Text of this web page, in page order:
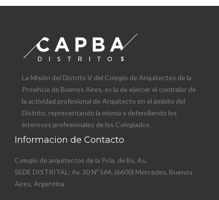
La Misión del Distrito V del Colegio de Arquitectos de la
Provincia de Buenos Aires, es la de ejercer el contralor de
la actividad profesional de Arquitecto en el ámbito del
Distrito, representando la misma y defendiendo los
intereses profesionales de los Colegiados.
Informacion de Contacto
Colegio de arquitectos de la Pcia. de Bs. As.
SEDE DISTRITAL: Av. 30 Nº 564, (6600) Mercedes, Buenos
Aires, Argentina